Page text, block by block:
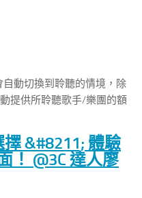
自動切換到聆聽的情境，除
提供所聆聽歌手/樂團的額